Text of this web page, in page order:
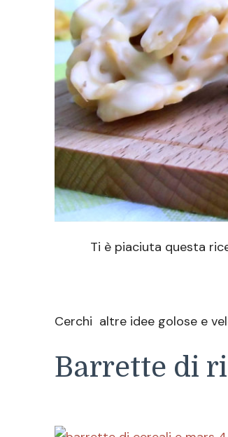
Ti è piaciuta questa
Cerchi altre idee golose e
Barrette di